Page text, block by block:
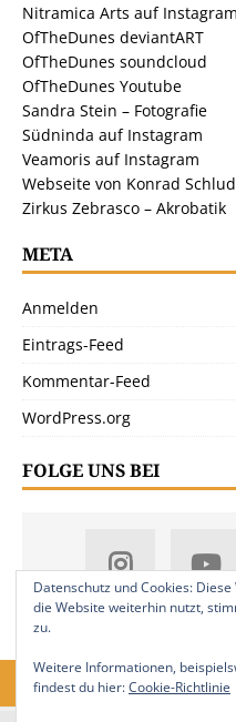
Nitramica Arts auf
OfTheDunes deviantART
OfTheDunes soundcloud
OfTheDunes Youtube
Sandra Stein – Fotografie
Südninda auf Instagram
Veamoris auf Instagram
Webseite von Konrad
Zirkus Zebrasco – Akrobatik
META
Anmelden
Eintrags-Feed
Kommentar-Feed
WordPress.org
FOLGE UNS BEI
Datenschutz und Cookies:
die Website weiterhin nutzt,
zu.
Weitere Informationen,
findest du hier:Cookie-Richtlinie